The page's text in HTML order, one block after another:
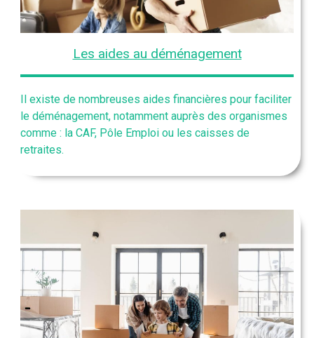
Les aides au déménagement
Il existe de nombreuses aides financières pour faciliter
le déménagement, notamment auprès des organismes
comme : la CAF, Pôle Emploi ou les caisses de
retraites.